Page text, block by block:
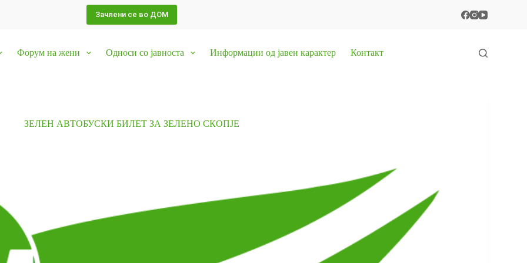
Зачлени се во ДОМ
Форум на жени Односи со јавноста Информации од јавен карактер Контакт
ЗЕЛЕН АВТОБУСКИ БИЛЕТ ЗА ЗЕЛЕНО СКОПЈЕ